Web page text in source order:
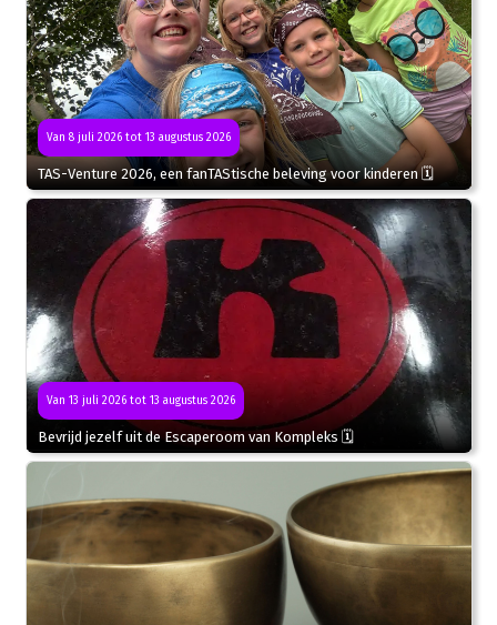
Van 8 juli 2026 tot 13 augustus 2026
TAS-Venture 2026, een fanTAStische beleving voor kinderen 🗓
Van 13 juli 2026 tot 13 augustus 2026
Bevrijd jezelf uit de Escaperoom van Kompleks 🗓